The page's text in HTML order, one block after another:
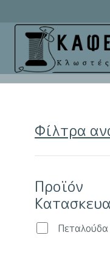
Φίλτρα
Προϊόν
Πεταλούδα